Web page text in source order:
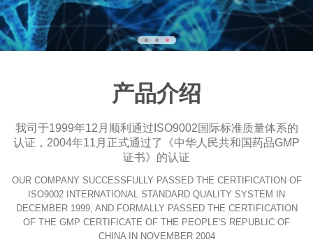
产品介绍
我司于1999年12月顺利通过ISO9002国际标准质量体系的
认证，2004年11月正式通过了《中华人民共和国药品GMP
证书》的认证
OUR COMPANY SUCCESSFULLY PASSED THE CERTIFICATION OF
ISO9002 INTERNATIONAL STANDARD QUALITY SYSTEM IN
DECEMBER 1999, AND FORMALLY PASSED THE CERTIFICATION
OF THE GMP CERTIFICATE OF THE PEOPLE'S REPUBLIC OF
CHINA IN NOVEMBER 2004